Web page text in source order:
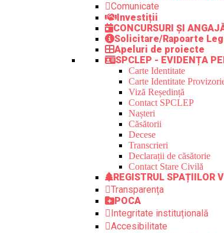
Comunicate
Investiții
CONCURSURI ȘI
Solicitare/Rapoarte
Apeluri de proiecte
SPCLEP - EVIDENȚA
Carte Identitate
Carte Identitate
Viză Reședință
Contact SPCLEP
Nașteri
Căsătorii
Decese
Transcrieri
Declarații de căsătorie
Contact Stare Civilă
REGISTRUL SPAȚIILOR
Transparența
POCA
Integritate instituțională
Accesibilitate